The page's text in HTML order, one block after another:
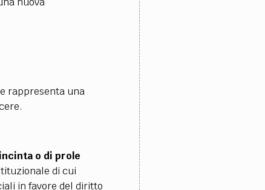
rappresenta una
o di prole
di cui
in favore del diritto